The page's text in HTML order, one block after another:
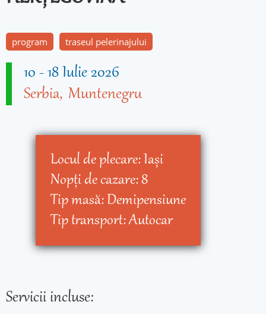
program traseul pelerinajului
10 -18 Iulie 2026
Serbia Muntenegru
Locul de plecare:Iaşi
Nopţi de cazare:8
Tip masă:Demipensiune
Tip transport:Autocar
Servicii incluse: